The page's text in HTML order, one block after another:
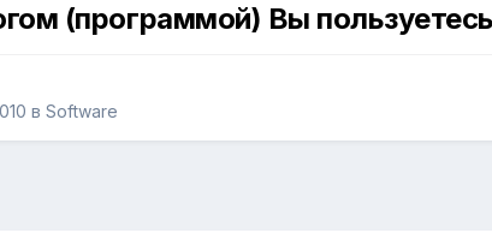
(программой) Вы
в Software